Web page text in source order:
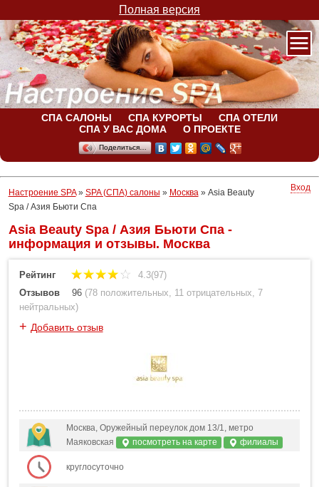
Полная версия
СПА САЛОНЫ СПА КУРОРТЫ
СПА ОТЕЛИ
СПА У ВАС ДОМА
О ПРОЕКТЕ
Поделиться…
Настроение SPA» SPA (СПА) салоны » Москва» Asia Beauty
Spa / Азия Бьюти Спа
Вход
Asia Beauty Spa / Азия Бьюти Спа -
информация и отзывы. Москва
Рейтинг
4.3(97)
Отзывов
96(78 положительных, 11 отрицательных, 7
нейтральных)
+ Добавить отзыв
Москва, Оружейный переулок дом 13/1, метро
Маяковская
посмотреть на карте филиалы
круглосуточно